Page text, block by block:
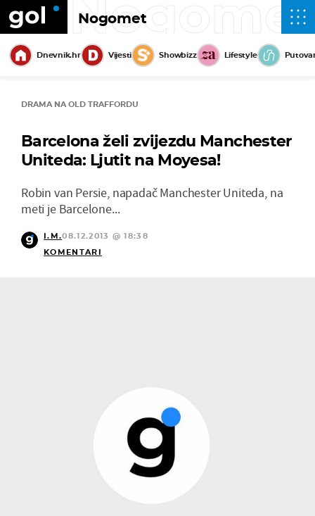
Nogomet
Dnevnik.hr Vijesti Showbizz Lifestyle
DRAMA NA OLD TRAFFORDU
Barcelona želi zvijezdu Manchester
Uniteda: Ljutit na Moyesa!
Robin van Persie, napadač Manchester Uniteda, na
meti je Barcelone...
I.M.08.12.2013 @ 18:38
KOMENTARI